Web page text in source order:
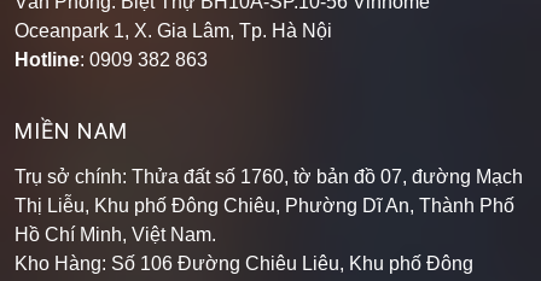
Oceanpark 1, X. Gia Lâm, Tp. Hà Nội
Hotline: 0909 382 863
MIỀN NAM
Trụ sở chính: Thửa đất số 1760, tờ bản đồ 07, đường Mạch
Thị Liễu, Khu phố Đông Chiêu, Phường Dĩ An, Thành Phố
Hồ Chí Minh, Việt Nam.
Kho Hàng: Số 106 Đường Chiêu Liêu, Khu phố Đông